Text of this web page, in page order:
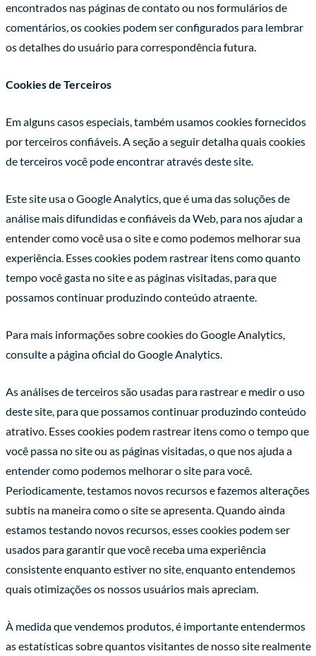
encontrados nas páginas de contato ou nos formulários de
comentários, os cookies podem ser configurados para lembrar
os detalhes do usuário para correspondência futura.
Cookies de Terceiros
Em alguns casos especiais, também usamos cookies fornecidos
por terceiros confiáveis. A seção a seguir detalha quais cookies
de terceiros você pode encontrar através deste site.
Este site usa o Google Analytics, que é uma das soluções de
análise mais difundidas e confiáveis da Web, para nos ajudar a
entender como você usa o site e como podemos melhorar sua
experiência. Esses cookies podem rastrear itens como quanto
tempo você gasta no site e as páginas visitadas, para que
possamos continuar produzindo conteúdo atraente.
Para mais informações sobre cookies do Google Analytics,
consulte a página oficial do Google Analytics.
As análises de terceiros são usadas para rastrear e medir o uso
deste site, para que possamos continuar produzindo conteúdo
atrativo. Esses cookies podem rastrear itens como o tempo que
você passa no site ou as páginas visitadas, o que nos ajuda a
entender como podemos melhorar o site para você.
Periodicamente, testamos novos recursos e fazemos alterações
subtis na maneira como o site se apresenta. Quando ainda
estamos testando novos recursos, esses cookies podem ser
usados para garantir que você receba uma experiência
consistente enquanto estiver no site, enquanto entendemos
quais otimizações os nossos usuários mais apreciam.
À medida que vendemos produtos, é importante entendermos
as estatísticas sobre quantos visitantes de nosso site realmente